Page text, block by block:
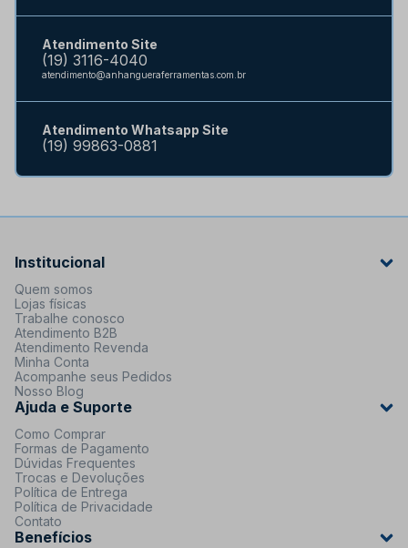
Atendimento Site
(19) 3116-4040
atendimento@anhangueraferramentas.com.br
Atendimento Whatsapp Site
(19) 99863-0881
Institucional
Quem somos
Lojas físicas
Trabalhe conosco
Atendimento B2B
Atendimento Revenda
Minha Conta
Acompanhe seus Pedidos
Nosso Blog
Ajuda e Suporte
Como Comprar
Formas de Pagamento
Dúvidas Frequentes
Trocas e Devoluções
Política de Entrega
Política de Privacidade
Contato
Benefícios